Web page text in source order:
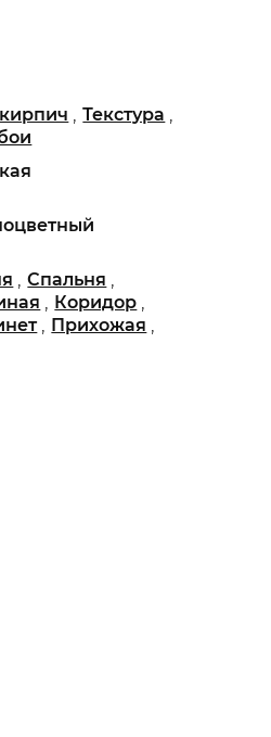
,Текстура ,
,Спальня ,
, Коридор ,
, Прихожая ,